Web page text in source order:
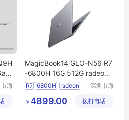
海
司
MagicBook14 GLO-N56 R7
-6800H 16G 512G radeon
680m 12 14笔记本电脑
R7 6800H
radeon
深圳市海
有限公司
￥ 4899.00 拨打电话